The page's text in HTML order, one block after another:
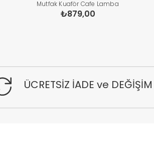
Mutfak Kuaför Cafe Lamba
Dekoratif Aydınlatma Pastane
₺879,00
ÜCRETSİZ İADE ve DEĞİŞİM